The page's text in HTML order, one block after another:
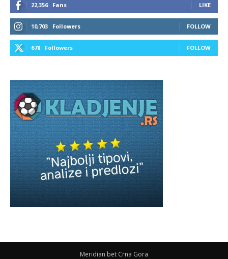
22,356 Fans LIKE
10,703 Followers FOLLOW
678 Followers FOLLOW
Meridian bet Crna Gora